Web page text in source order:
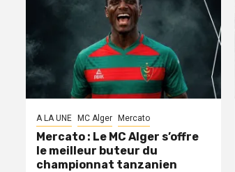
A LA UNE MC Alger Mercato
Mercato : Le MC Alger s’offre
le meilleur buteur du
championnat tanzanien